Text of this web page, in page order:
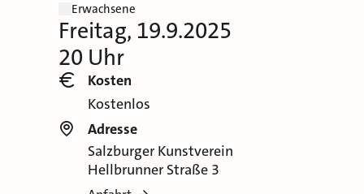
Erwachsene
Freitag, 19.9.2025
20 Uhr
Kosten
Kostenlos
Adresse
Salzburger Kunstverein
Hellbrunner Straße 3